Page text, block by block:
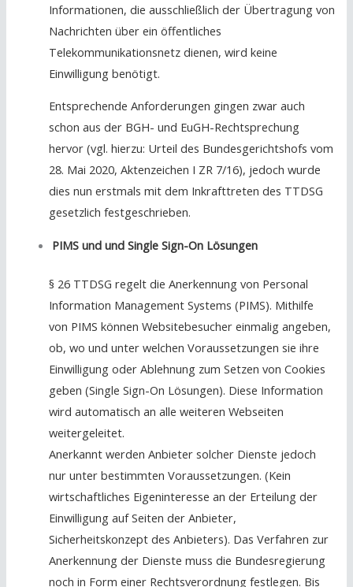
Informationen, die ausschließlich der Übertragung von
Nachrichten über ein öffentliches
Telekommunikationsnetz dienen, wird keine
Einwilligung benötigt.
Entsprechende Anforderungen gingen zwar auch
schon aus der BGH- und EuGH-Rechtsprechung
hervor (vgl. hierzu: Urteil des Bundesgerichtshofs vom
28. Mai 2020, Aktenzeichen I ZR 7/16), jedoch wurde
dies nun erstmals mit dem Inkrafttreten des TTDSG
gesetzlich festgeschrieben.
PIMS und und Single Sign-On Lösungen
§ 26 TTDSG regelt die Anerkennung von Personal
Information Management Systems (PIMS). Mithilfe
von PIMS können Websitebesucher einmalig angeben,
ob, wo und unter welchen Voraussetzungen sie ihre
Einwilligung oder Ablehnung zum Setzen von Cookies
geben (Single Sign-On Lösungen). Diese Information
wird automatisch an alle weiteren Webseiten
weitergeleitet.
Anerkannt werden Anbieter solcher Dienste jedoch
nur unter bestimmten Voraussetzungen. (Kein
wirtschaftliches Eigeninteresse an der Erteilung der
Einwilligung auf Seiten der Anbieter,
Sicherheitskonzept des Anbieters). Das Verfahren zur
Anerkennung der Dienste muss die Bundesregierung
noch in Form einer Rechtsverordnung festlegen. Bis